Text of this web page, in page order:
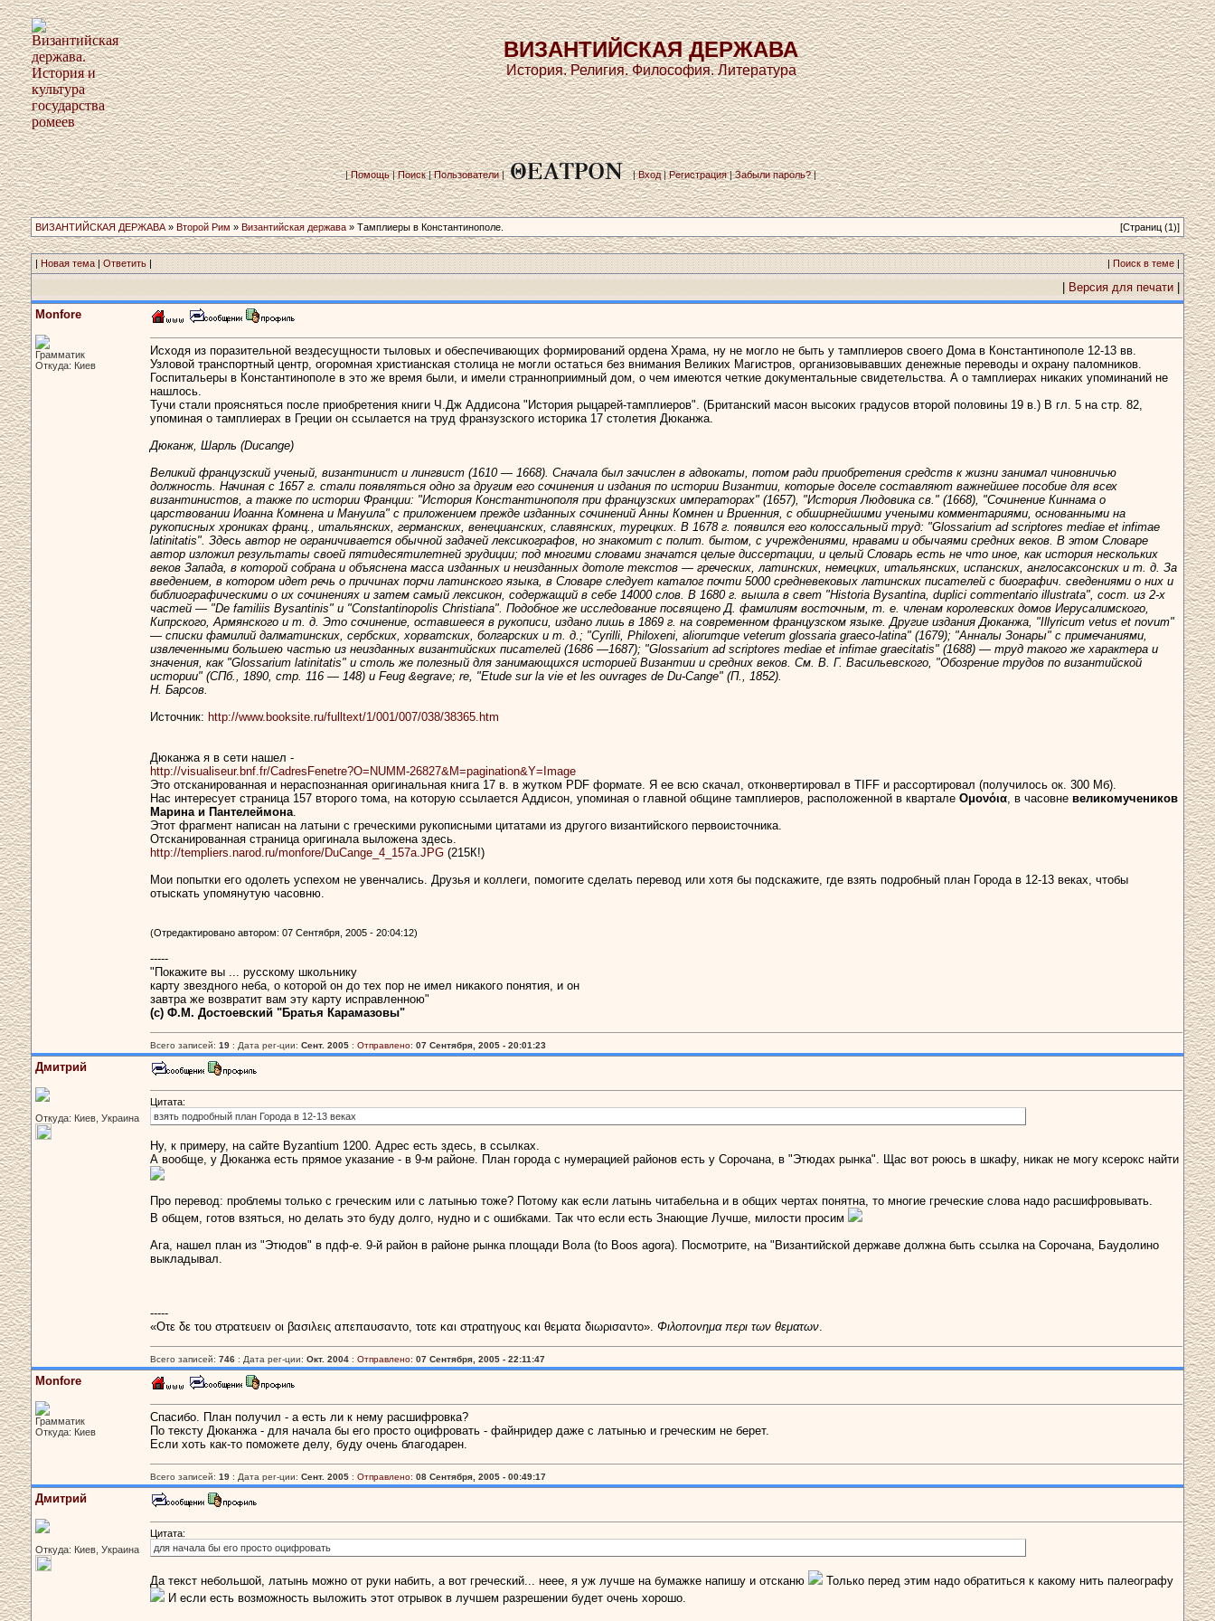
ВИЗАНТИЙСКАЯ ДЕРЖАВА
История. Религия. Философия. Литература
|Помощь|Поиск|Пользователи| |Вход|Регистрация|Забыли пароль?|
ВИЗАНТИЙСКАЯ ДЕРЖАВА » Второй Рим » Византийская держава » Тамплиеры в Константинополе. [Страниц (1)]
| Новая тема|Ответить | |Поиск в теме|
Версия для печати
Monfore
Грамматик
Откуда: Киев
Исходя из поразительной вездесущности тыловых и обеспечивающих формирований ордена Храма, ну не могло не быть у тамплиеров своего Дома в Константинополе 12-13 вв.
Узловой транспортный центр, огоромная христианская столица не могли остаться без внимания Великих Магистров, организовывавших денежные переводы и охрану паломников.
Госпитальеры в Константинополе в это же время были, и имели странноприимный дом, о чем имеются четкие документальные свидетельства. А о тамплиерах никаких упоминаний не
нашлось.
Тучи стали проясняться после приобретения книги Ч.Дж Аддисона "История рыцарей-тамплиеров". (Британский масон высоких градусов второй половины 19 в.) В гл. 5 на стр. 82,
упоминая о тамплиерах в Греции он ссылается на труд франзузского историка 17 столетия Дюканжа.
Дюканж, Шарль (Ducange)
Великий французский ученый, византинист и лингвист (1610 — 1668). Сначала был зачислен в адвокаты, потом ради приобретения средств к жизни занимал чиновничью
должность. Начиная с 1657 г. стали появляться одно за другим его сочинения и издания по истории Византии, которые доселе составляют важнейшее пособие для всех
византинистов, а также по истории Франции: "История Константинополя при французских императорах" (1657), "История Людовика св." (1668), "Сочинение Киннама о
царствовании Иоанна Комнена и Мануила" с приложением прежде изданных сочинений Анны Комнен и Вриенния, с обширнейшими учеными комментариями, основанными на
рукописных хрониках франц., итальянских, германских, венецианских, славянских, турецких. В 1678 г. появился его колоссальный труд: "Glossarium ad scriptores mediae et infimae
latinitatis". Здесь автор не ограничивается обычной задачей лексикографов, но знакомит с полит. бытом, с учреждениями, нравами и обычаями средних веков. В этом Словаре
автор изложил результаты своей пятидесятилетней эрудиции; под многими словами значатся целые диссертации, и целый Словарь есть не что иное, как история нескольких
веков Запада, в которой собрана и объяснена масса изданных и неизданных дотоле текстов — греческих, латинских, немецких, итальянских, испанских, англосаксонских и т. д. За
введением, в котором идет речь о причинах порчи латинского языка, в Словаре следует каталог почти 5000 средневековых латинских писателей с биографич. сведениями о них и
библиографическими о их сочинениях и затем самый лексикон, содержащий в себе 14000 слов. В 1680 г. вышла в свет "Historia Bysantina, duplici commentario illustrata", сост. из 2-х
частей — "De familiis Bysantinis" и "Constantinopolis Christiana". Подобное же исследование посвящено Д. фамилиям восточным, т. е. членам королевских домов Иерусалимского,
Кипрского, Армянского и т. д. Это сочинение, оставшееся в рукописи, издано лишь в 1869 г. на современном французском языке. Другие издания Дюканжа, "Illyricum vetus et novum"
— списки фамилий далматинских, сербских, хорватских, болгарских и т. д.; "Cyrilli, Philoxeni, aliorumque veterum glossaria graeco-latina" (1679); "Анналы Зонары" с примечаниями,
извлеченными большею частью из неизданных византийских писателей (1686 —1687); "Glossarium ad scriptores mediae et infimae graecitatis" (1688) — труд такого же характера и
значения, как "Glossarium latinitatis" и столь же полезный для занимающихся историей Византии и средних веков. См. В. Г. Васильевского, "Обозрение трудов по византийской
истории" (СПб., 1890, стр. 116 — 148) и Feug &egrave; re, "Etude sur la vie et les ouvrages de Du-Cange" (П., 1852).
Н. Барсов.
Источник: http://www.booksite.ru/fulltext/1/001/007/038/38365.htm
Дюканжа я в сети нашел -
http://visualiseur.bnf.fr/CadresFenetre?O=NUMM-26827&M=pagination&Y=Image
Это отсканированная и нераспознанная оригинальная книга 17 в. в жутком PDF формате. Я ее всю скачал, отконвертировал в TIFF и рассортировал (получилось ок. 300 Мб).
Нас интересует страница 157 второго тома, на которую ссылается Аддисон, упоминая о главной общине тамплиеров, расположенной в квартале Ομονόια, в часовне великомучеников
Марина и Пантелеймона.
Этот фрагмент написан на латыни с греческими рукописными цитатами из другого византийского первоисточника.
Отсканированная страница оригинала выложена здесь.
http://templiers.narod.ru/monfore/DuCange_4_157a.JPG (215К!)
Мои попытки его одолеть успехом не увенчались. Друзья и коллеги, помогите сделать перевод или хотя бы подскажите, где взять подробный план Города в 12-13 веках, чтобы
отыскать упомянутую часовню.
(Отредактировано автором: 07 Сентября, 2005 - 20:04:12)
-----
"Покажите вы ... русскому школьнику
карту звездного неба, о которой он до тех пор не имел никакого понятия, и он
завтра же возвратит вам эту карту исправленною"
(c) Ф.М. Достоевский "Братья Карамазовы"
Всего записей: 19 : Дата рег-ции: Сент. 2005 : Отправлено: 07 Сентября, 2005 - 20:01:23
Дмитрий
Откуда: Киев, Украина
Цитата:
взять подробный план Города в 12-13 веках
Ну, к примеру, на сайте Byzantium 1200. Адрес есть здесь, в ссылках.
А вообще, у Дюканжа есть прямое указание - в 9-м районе. План города с нумерацией районов есть у Сорочана, в "Этюдах рынка". Щас вот роюсь в шкафу, никак не могу ксерокс найти
Про перевод: проблемы только с греческим или с латынью тоже? Потому как если латынь читабельна и в общих чертах понятна, то многие греческие слова надо расшифровывать.
В общем, готов взяться, но делать это буду долго, нудно и с ошибками. Так что если есть Знающие Лучше, милости просим
Ага, нашел план из "Этюдов" в пдф-е. 9-й район в районе рынка площади Вола (to Boos agora). Посмотрите, на "Византийской державе должна быть ссылка на Сорочана, Баудолино
выкладывал.
-----
«Οτε δε του στρατευειν οι βασιλεις απεπαυσαντο, τοτε και στρατηγους και θεματα διωρισαντο». Φιλοπονημα περι των θεματων.
Всего записей: 746 : Дата рег-ции: Окт. 2004 : Отправлено: 07 Сентября, 2005 - 22:11:47
Monfore
Грамматик
Откуда: Киев
Спасибо. План получил - а есть ли к нему расшифровка?
По тексту Дюканжа - для начала бы его просто оцифровать - файнридер даже с латынью и греческим не берет.
Если хоть как-то поможете делу, буду очень благодарен.
Всего записей: 19 : Дата рег-ции: Сент. 2005 : Отправлено: 08 Сентября, 2005 - 00:49:17
Дмитрий
Откуда: Киев, Украина
Цитата:
для начала бы его просто оцифровать
Да текст небольшой, латынь можно от руки набить, а вот греческий... неее, я уж лучше на бумажке напишу и отсканю
Только перед этим надо обратиться к какому нить палеографу
И если есть возможность выложить этот отрывок в лучшем разрешении будет очень хорошо.